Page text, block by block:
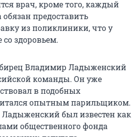
врач, кроме того, каждый
предоставить
из поликлиники, что у
со здоровьем.
Владимир Ладыженский
команды. Он уже
в подобных
опытным парильщиком.
был известен как
общественного фонда